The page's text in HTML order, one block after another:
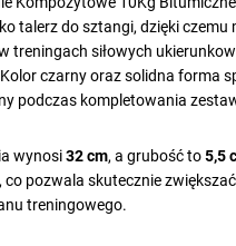
talerz do sztangi, dzięki czemu
treningach siłowych
czarny oraz solidna forma
podczas kompletowania
wynosi32 cm, a grubość to5,5
, co pozwala skutecznie
treningowego.